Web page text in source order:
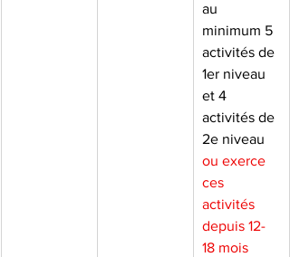
au
minimum 5
activités de
1er niveau
et 4
activités de
2e niveau
ou exerce
ces
activités
depuis 12-
18 mois